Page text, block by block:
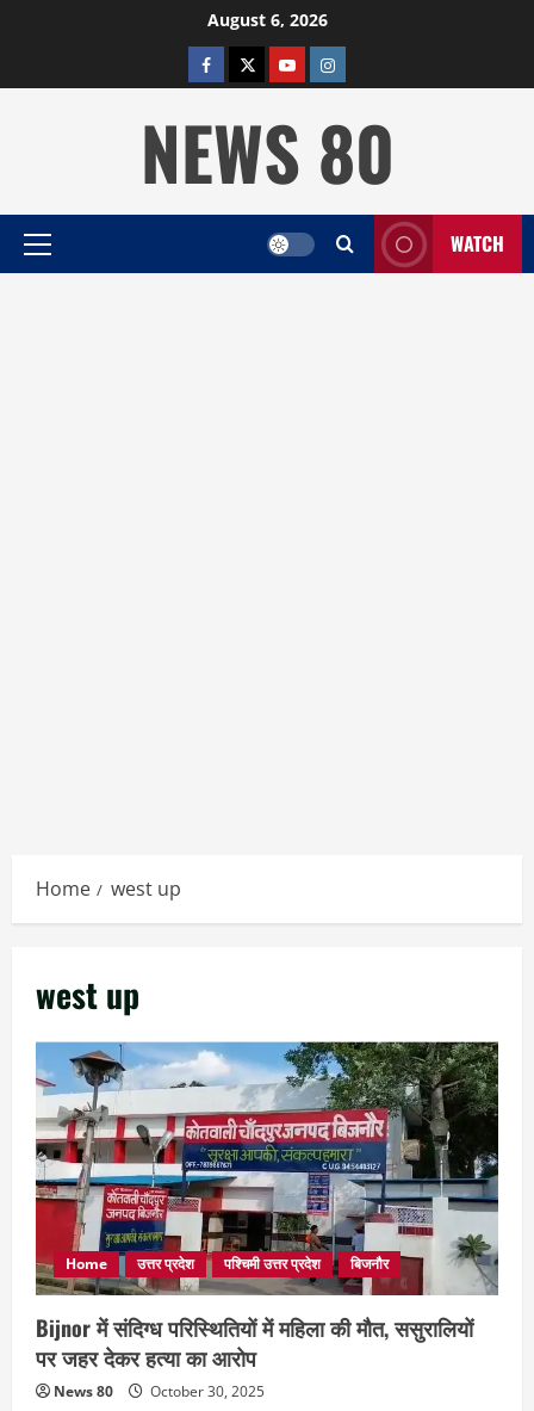
August 6, 2026
facebooktwitterYOUTUBE
instagram
NEWS 80
Primary
WATCH
Home west up
west up
Home उत्तर प्रदेश पश्चिमी उत्तर प्रदेश बिजनौर
Bijnor में संदिग्ध परिस्थितियों में महिला की मौत, ससुरालियों
पर जहर देकर हत्या का आरोप
News 80 October 30, 2025